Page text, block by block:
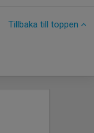
Tillbaka till toppen